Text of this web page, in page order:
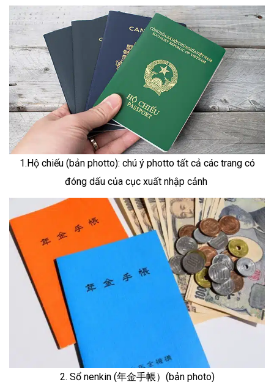
1.Hộ chiếu (bản photto): chú ý photto tất cả các trang có
đóng dấu của cục xuất nhập cảnh
2. Sổ nenkin (年金手帳）(bản photo)